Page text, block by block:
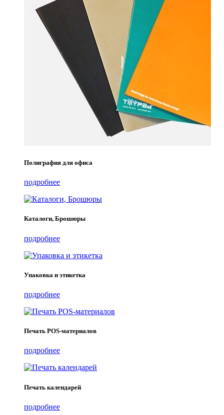
Полиграфия для офиса
подробнее
Каталоги, Брошюры
подробнее
Упаковка и этикетка
подробнее
Печать POS-материалов
подробнее
Печать календарей
подробнее